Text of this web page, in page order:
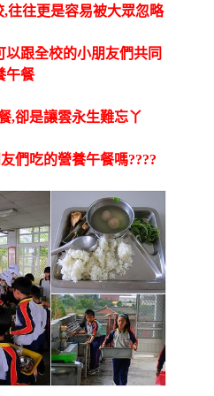
往往更是容易被大眾忽略
跟全校的小朋友們共同
午餐
,卻是讓雲永生難忘丫
們吃的營養午餐嗎????